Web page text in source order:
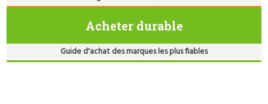
Acheter durable
Guide d'achat des marques les plus fiables